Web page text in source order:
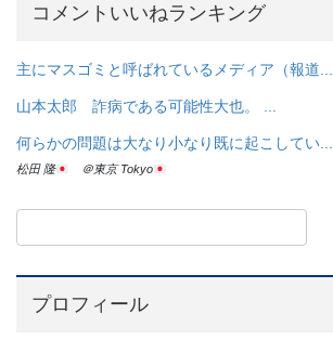
コメントいいねランキング
主にマスゴミと呼ばれているメディア（報道...
山本太郎 詐病である可能性大也。 ...
何らかの問題は大なり小なり既に起こしてい...
松田 隆 ＠東京 Tokyo
プロフィール